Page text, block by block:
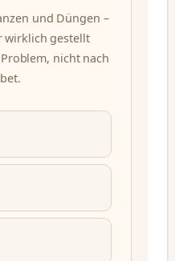
und Düngen –
wirklich gestellt
nicht nach